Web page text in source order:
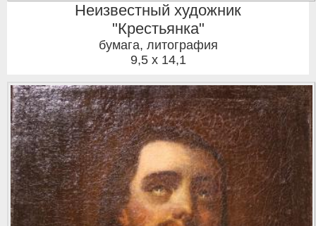
Неизвестный художник
"Крестьянка"
бумага, литография
9,5 x 14,1